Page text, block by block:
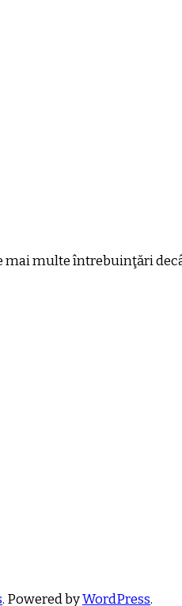
mai multe întrebuinţări
. Powered byWordPress.